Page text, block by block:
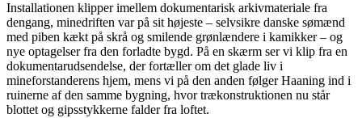
Installationen klipper imellem dokumentarisk arkivmateriale fra
dengang, minedriften var på sit højeste – selvsikre danske sømænd
med piben kækt på skrå og smilende grønlændere i kamikker – og
nye optagelser fra den forladte bygd. På en skærm ser vi klip fra en
dokumentarudsendelse, der fortæller om det glade liv i
mineforstanderens hjem, mens vi på den anden følger Haaning ind i
ruinerne af den samme bygning, hvor trækonstruktionen nu står
blottet og gipsstykkerne falder fra loftet.